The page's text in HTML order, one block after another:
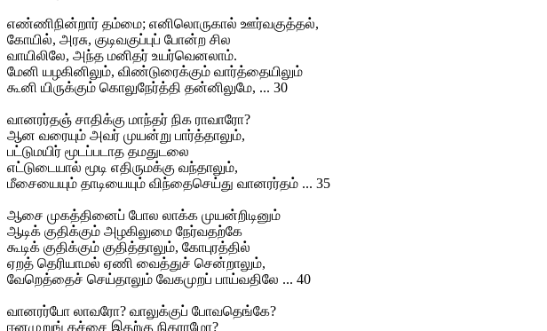
எண்ணிநின்றார் தம்மை; எனிலொருகால் ஊர்வகுத்தல்,
கோயில், அரசு, குடிவகுப்புப் போன்ற சில
வாயிலிலே, அந்த மனிதர் உயர்வெனலாம்.
மேனி யழகினிலும், விண்டுரைக்கும் வார்த்தையிலும்
கூனி யிருக்கும் கொலுநேர்த்தி தன்னிலுமே, ... 30
வானரர்தஞ் சாதிக்கு மாந்தர் நிக ராவாரோ?
ஆன வரையும் அவர் முயன்று பார்த்தாலும்,
பட்டுமயிர் மூடப்படாத தமதுடலை
எட்டுடையால் மூடி எதிருமக்கு வந்தாலும்,
மீசையையும் தாடியையும் விந்தைசெய்து வானரர்தம் ... 35
ஆசை முகத்தினைப் போல லாக்க முயன்றிடினும்
ஆடிக் குதிக்கும் அழகிலுமை நேர்வதற்கே
கூடிக் குதிக்கும் குதித்தாலும், கோபுரத்தில்
ஏறத் தெரியாமல் ஏணி வைத்துச் சென்றாலும்,
வேறெத்தைச் செய்தாலும் வேகமுறப் பாய்வதிலே ... 40
வானரர்போ லாவரோ? வாலுக்குப் போவதெங்கே?
ஈனமுறுங் கச்சை இதற்கு நிகராமோ?